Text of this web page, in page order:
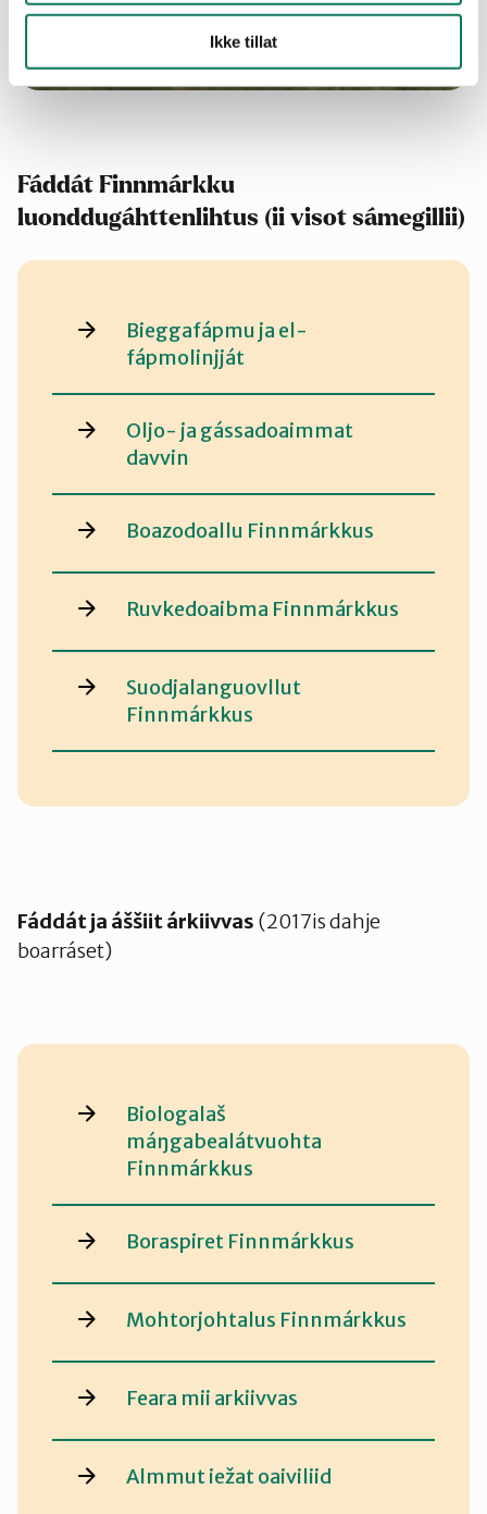
Ikke tillat
Fáddát Finnmárkku
luonddugáhttenlihtus (ii visot sámegillii)
Bieggafápmu ja el-
fápmolinjját
Oljo- ja gássadoaimmat
davvin
Boazodoallu Finnmárkkus
Ruvkedoaibma Finnmárkkus
Suodjalanguovllut
Finnmárkkus
Fáddát ja áššiit árkiivvas (2017is dahje
boarráset)
Biologalaš
máŋgabealátvuohta
Finnmárkkus
Boraspiret Finnmárkkus
Mohtorjohtalus Finnmárkkus
Feara mii arkiivvas
Almmut iežat oaiviliid